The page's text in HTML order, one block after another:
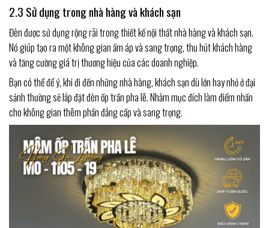
2.3 Sử dụng trong nhà hàng và khách sạn
Đèn được sử dụng rộng rãi trong thiết kế nội thất nhà hàng và khách sạn.
Nó giúp tạo ra một không gian ấm áp và sang trọng, thu hút khách hàng
và tăng cường giá trị thương hiệu của các doanh nghiệp.
Bạn có thể để ý, khi đi đến những nhà hàng, khách sạn dù lớn hay nhỏ ở đại
sảnh thường sẽ lắp đặt đèn ốp trần pha lê. Nhằm mục đích làm điểm nhấn
cho không gian thêm phần đẳng cấp và sang trọng.